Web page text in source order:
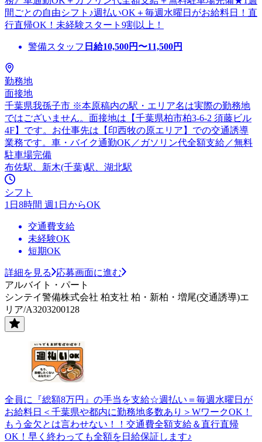
間ごとの自由シフト♪週払いOK＋毎週水曜日がお給料日！直
行直帰OK！未経験スタート9割以上！
警備スタッフ 日給10,500円〜11,500円
勤務地
面接地
千葉県我孫子市 ※本原稿内の駅・エリア名は実際の勤務地
ではございません。面接地は【千葉県柏市柏3-6-2 須藤ビル
4F】です。お仕事先は【印西牧の原エリア】での交通誘導
業務です。車・バイク通勤OK／ガソリン代全額支給／無料
駐車場完備
布佐駅、新木(千葉)駅、湖北駅
シフト
1日8時間 週1日からOK
交通費支給
未経験OK
短期OK
詳細を見る
応募画面に進む
アルバイト・パート
シンテイ警備株式会社 柏支社 柏・新柏・増尾(交通誘導)エ
リア/A3203200128
全員に『総額8万円』の手当を支給☆週払い＝毎週水曜日が
お給料日＜千葉県や都内に勤務地多数あり＞WワークOK！
もう金欠とは言わせない！！交通費全額支給＆直行直帰
OK！早く終わっても全額を日給保証します♪